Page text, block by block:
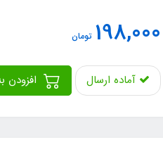
198,000 تومان
آماده ارسال